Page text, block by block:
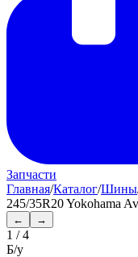
Запчасти
Главная/Каталог/Шины
245/35R20 Yokohama
← →
1 /4
Б/у